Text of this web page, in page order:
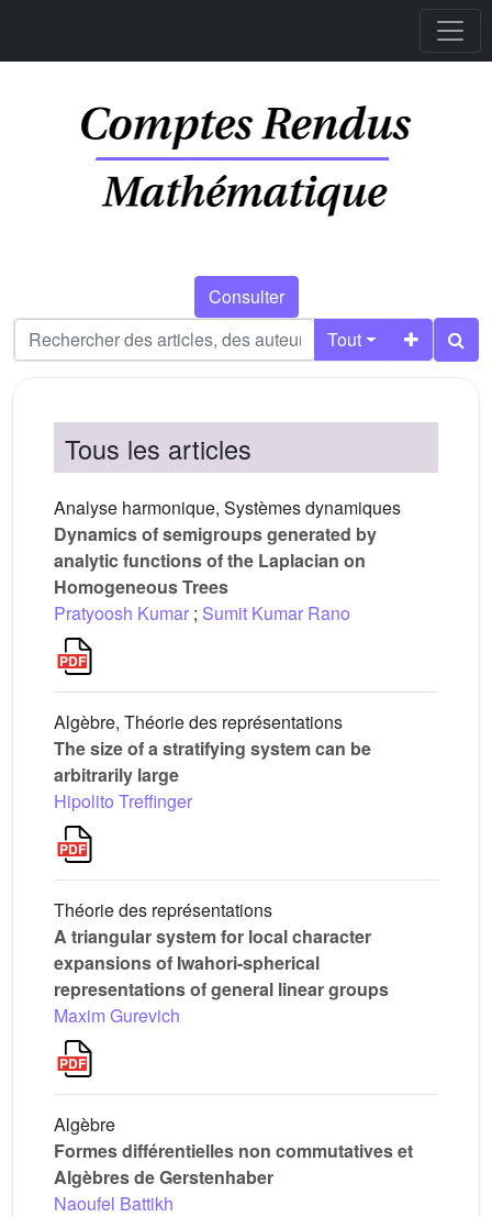
Consulter
Tout
Tous les articles
Analyse harmonique, Systèmes dynamiques
Dynamics of semigroups generated by
analytic functions of the Laplacian on
Homogeneous Trees
Pratyoosh Kumar ; Sumit Kumar Rano
Algèbre, Théorie des représentations
The size of a stratifying system can be
arbitrarily large
Hipolito Treffinger
Théorie des représentations
A triangular system for local character
expansions of Iwahori-spherical
representations of general linear groups
Maxim Gurevich
Algèbre
Formes différentielles non commutatives et
Algèbres de Gerstenhaber
Naoufel Battikh